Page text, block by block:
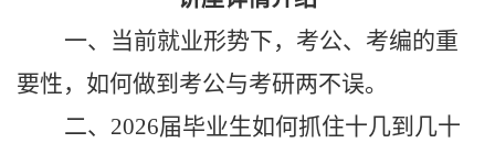
一、当前就业形势下，考公、考编的重
要性，如何做到考公与考研两不误。
二、 2026届毕业生如何抓住十几到几十